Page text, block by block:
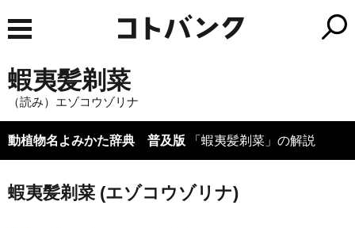
蝦夷髪剃菜
（読み）エゾコウゾリナ
動植物名よみかた辞典 普及版 「蝦夷髪剃菜」の解説
蝦夷髪剃菜 (エゾコウゾリナ)